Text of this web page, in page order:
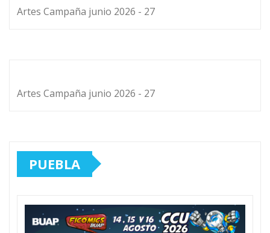
Artes Campaña junio 2026 - 27
Artes Campaña junio 2026 - 27
PUEBLA